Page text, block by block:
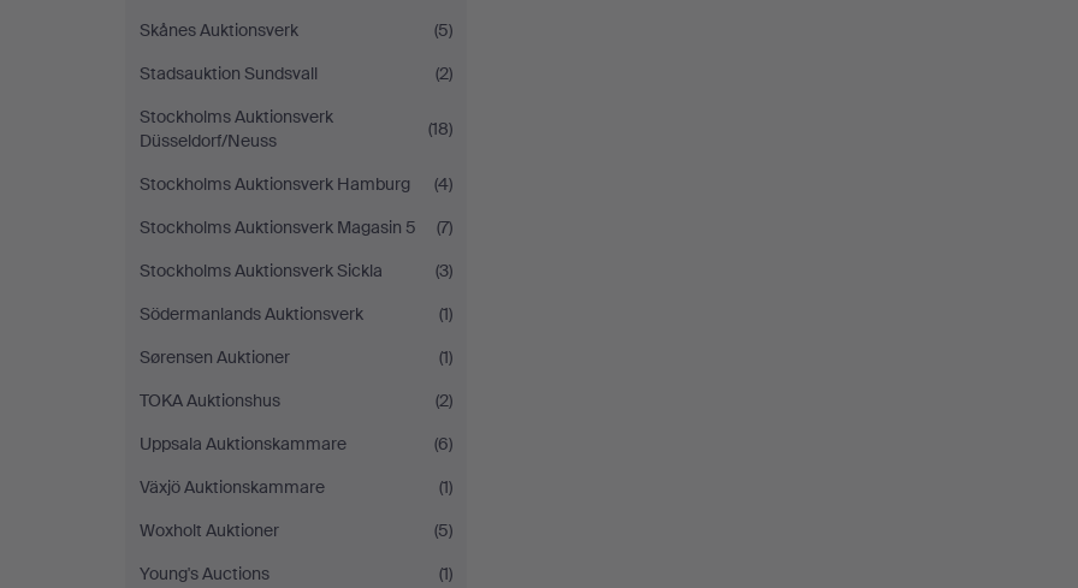
Skånes Auktionsverk
(5)
Stadsauktion Sundsvall
(2)
Stockholms Auktionsverk
Düsseldorf/Neuss
(18)
Stockholms Auktionsverk Hamburg
(4)
Stockholms Auktionsverk Magasin 5
(7)
Stockholms Auktionsverk Sickla
(3)
Södermanlands Auktionsverk
(1)
Sørensen Auktioner
(1)
TOKA Auktionshus
(2)
Uppsala Auktionskammare
(6)
Växjö Auktionskammare
(1)
Woxholt Auktioner
(5)
Young's Auctions
(1)